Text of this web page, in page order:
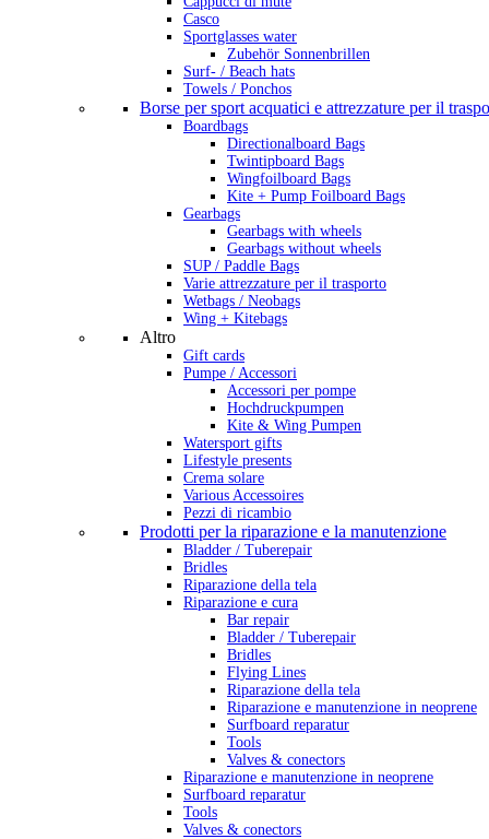
Casco
Sportglasses water
Zubehör Sonnenbrillen
Surf- / Beach hats
Towels / Ponchos
Borse per sport acquatici e attrezzature per il
Boardbags
Directionalboard Bags
Twintipboard Bags
Wingfoilboard Bags
Kite + Pump Foilboard Bags
Gearbags
Gearbags with wheels
Gearbags without wheels
SUP / Paddle Bags
Varie attrezzature per il trasporto
Wetbags / Neobags
Wing + Kitebags
Altro
Gift cards
Pumpe / Accessori
Accessori per pompe
Hochdruckpumpen
Kite & Wing Pumpen
Watersport gifts
Lifestyle presents
Crema solare
Various Accessoires
Pezzi di ricambio
Prodotti per la riparazione e la manutenzione
Bladder / Tuberepair
Bridles
Riparazione della tela
Riparazione e cura
Bar repair
Bladder / Tuberepair
Bridles
Flying Lines
Riparazione della tela
Riparazione e manutenzione in neoprene
Surfboard reparatur
Tools
Valves & conectors
Riparazione e manutenzione in neoprene
Surfboard reparatur
Tools
Valves & conectors